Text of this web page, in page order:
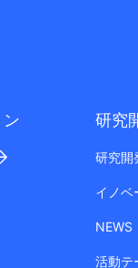
研究
研究開
イノベ
NEWS
活動テ